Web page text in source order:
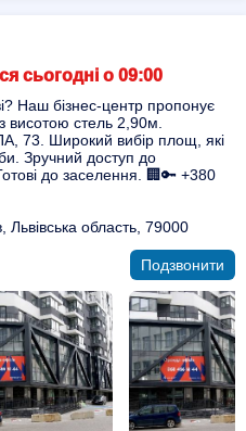
сьогодні о 09:00
Наш бізнес-центр пропонує
висотою стель 2,90м.
73. Широкий вибір площ, які
Зручний доступ до
до заселення. 🏢🔑 +380
Львівська область, 79000
Подзвонити